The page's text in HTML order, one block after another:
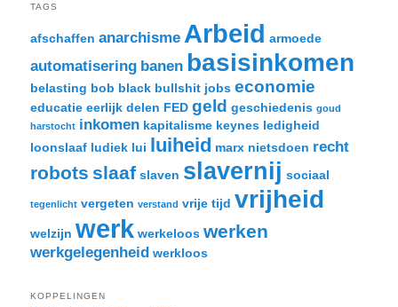
TAGS
afschaffen anarchisme Arbeid armoede
automatisering banen basisinkomen
belasting bob black bullshit jobs economie
educatie eerlijk delen FED geld geschiedenis goud
harstocht inkomen kapitalisme keynes ledigheid
loonslaaf ludiek lui luiheid marx nietsdoen recht
robots slaaf slaven slavernij sociaal
tegenlicht vergeten verstand vrije tijd vrijheid
welzijn werk werkeloos werken
werkgelegenheid werkloos
KOPPELINGEN